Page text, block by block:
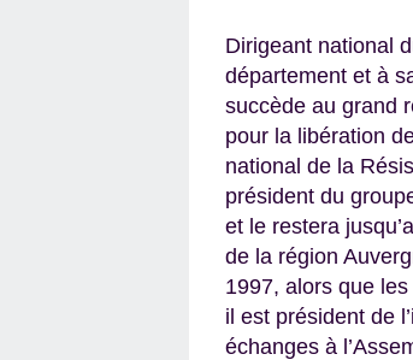
Dirigeant national
département et à
succède au grand
pour la libération
national de la
président du
et le restera
de la région
1997, alors que
il est président de
échanges à